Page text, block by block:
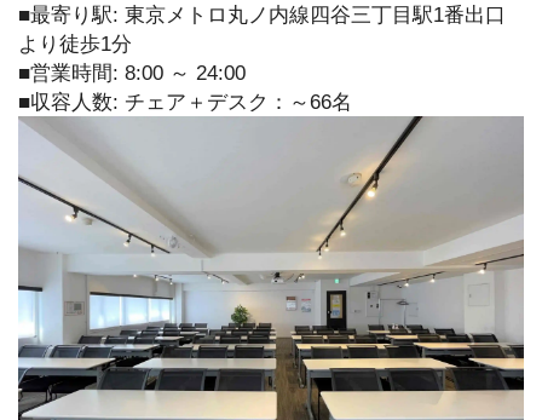
■最寄り駅: 東京メトロ丸ノ内線四谷三丁目駅1番出口
より徒歩1分
■営業時間: 8:00 ～ 24:00
■収容人数: チェア＋デスク：～66名